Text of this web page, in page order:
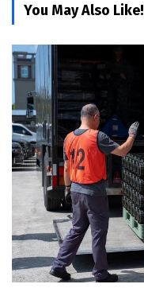
You May Also Like!